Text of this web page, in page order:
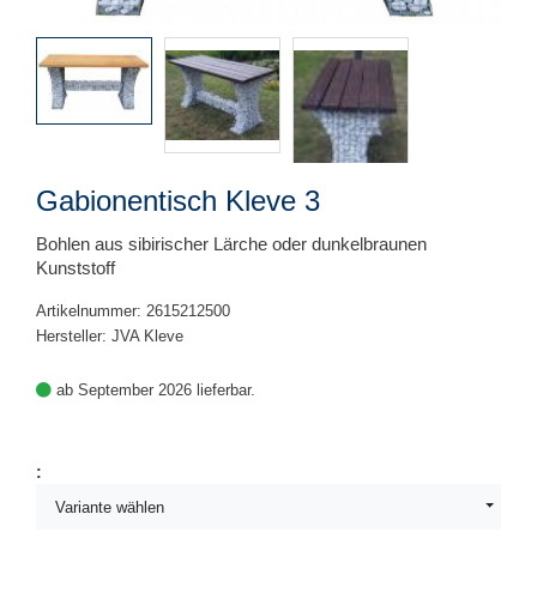
Gabionentisch Kleve 3
Bohlen aus sibirischer Lärche oder dunkelbraunen
Kunststoff
Artikelnummer: 2615212500
Hersteller: JVA Kleve
ab September 2026 lieferbar.
:
Variante wählen